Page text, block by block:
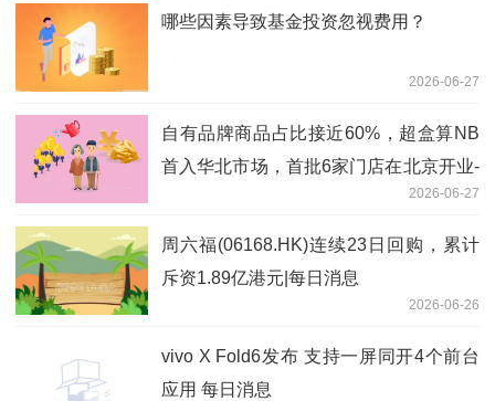
哪些因素导致基金投资忽视费用？
2026-06-27
自有品牌商品占比接近60%，超盒算NB
首入华北市场，首批6家门店在北京开业-
2026-06-27
周六福(06168.HK)连续23日回购，累计
斥资1.89亿港元|每日消息
2026-06-26
vivo X Fold6发布 支持一屏同开4个前台
应用 每日消息